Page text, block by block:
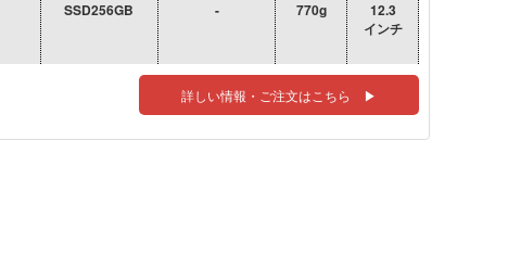
SSD256GB
-
770g
12.3
インチ
詳しい情報・ご注文はこちら ▶